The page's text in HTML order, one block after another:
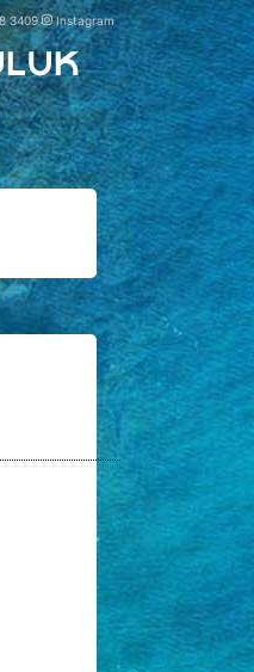
3409 Instagram